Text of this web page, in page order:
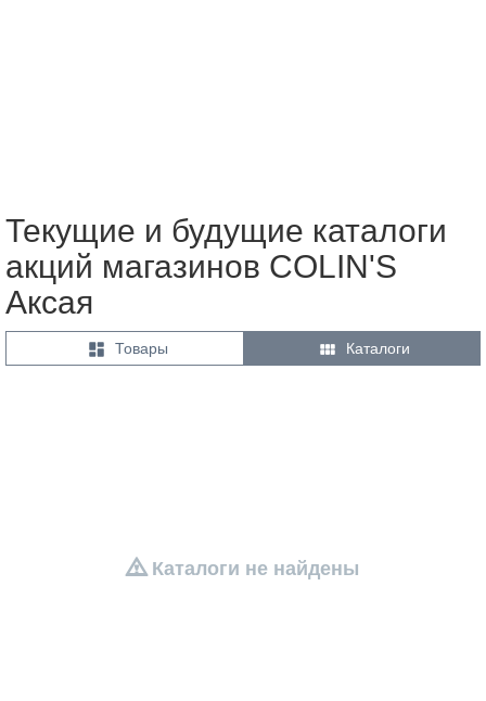
Текущие и будущие каталоги
акций магазинов COLIN'S
Аксая
 Товары  Каталоги
Каталоги не найдены